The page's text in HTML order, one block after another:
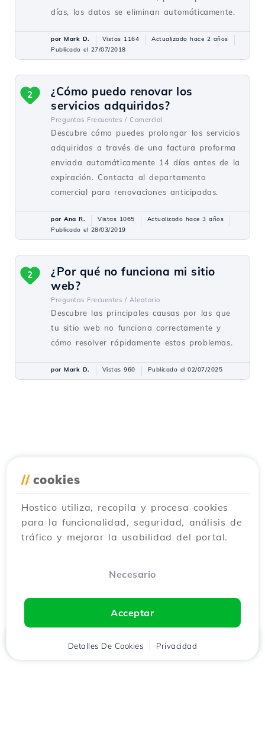
días, los datos se eliminan automáticamente.
por Mark D. Vistas 1164
Actualizado hace 2 años
Publicado el 27/07/2018
¿Cómo puedo renovar los
servicios adquiridos?
Preguntas Frecuentes / Comercial
Descubre cómo puedes prolongar los servicios
adquiridos a través de una factura proforma
enviada automáticamente 14 días antes de la
expiración. Contacta al departamento
comercial para renovaciones anticipadas.
2
por Ana R. Vistas 1065
Actualizado hace 3 años
Publicado el 28/03/2019
¿Por qué no funciona mi sitio
web?
Preguntas Frecuentes / Aleatorio
Descubre las principales causas por las que
tu sitio web no funciona correctamente y
cómo resolver rápidamente estos problemas.
2
por Mark D. Vistas 960 Publicado el 02/07/2025
// cookies
Hostico utiliza, recopila y procesa cookies
para la funcionalidad, seguridad, análisis de
tráfico y mejorar la usabilidad del portal.
Necesario
Acceptar
Detalles De Cookies Privacidad
Cliente Carrito Chat